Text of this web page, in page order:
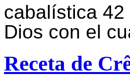
cabalística
Dios con el
Receta de